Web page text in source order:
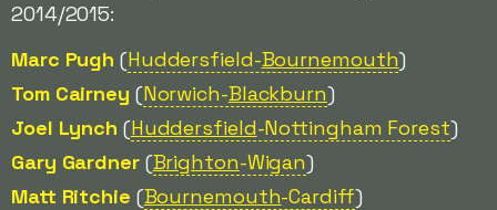
2014/2015:
Marc Pugh (Huddersfield-Bournemouth)
Tom Cairney (Norwich-Blackburn)
Joel Lynch (Huddersfield-Nottingham Forest)
Gary Gardner(Brighton-Wigan)
Matt Ritchie (Bournemouth-Cardiff)